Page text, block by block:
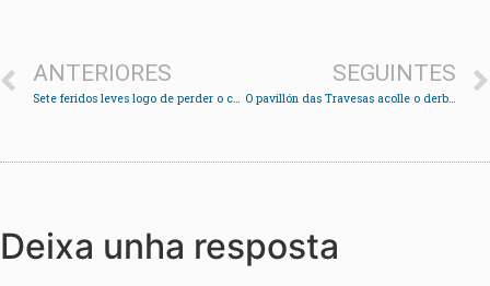
ANTERIORES
Sete feridos leves logo de perder o control o condutor dun autobús da liña Redondela-Vigo
SEGUINTES
O pavillón das Travesas acolle o derbi entre o Octavio e o Solla&Cía Chapela
Deixa unha resposta